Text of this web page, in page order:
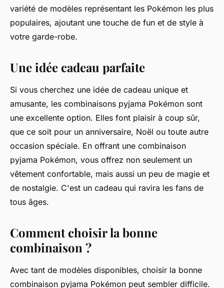
variété de modèles représentant les Pokémon les plus
populaires, ajoutant une touche de fun et de style à
votre garde-robe.
Une idée cadeau parfaite
Si vous cherchez une idée de cadeau unique et
amusante, les combinaisons pyjama Pokémon sont
une excellente option. Elles font plaisir à coup sûr,
que ce soit pour un anniversaire, Noël ou toute autre
occasion spéciale. En offrant une combinaison
pyjama Pokémon, vous offrez non seulement un
vêtement confortable, mais aussi un peu de magie et
de nostalgie. C'est un cadeau qui ravira les fans de
tous âges.
Comment choisir la bonne
combinaison ?
Avec tant de modèles disponibles, choisir la bonne
combinaison pyjama Pokémon peut sembler difficile.